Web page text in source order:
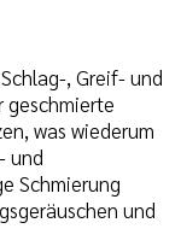
, Greif- und
geschmierte
was wiederum
und
Schmierung
und